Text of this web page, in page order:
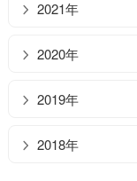
2021年
2020年
2019年
2018年